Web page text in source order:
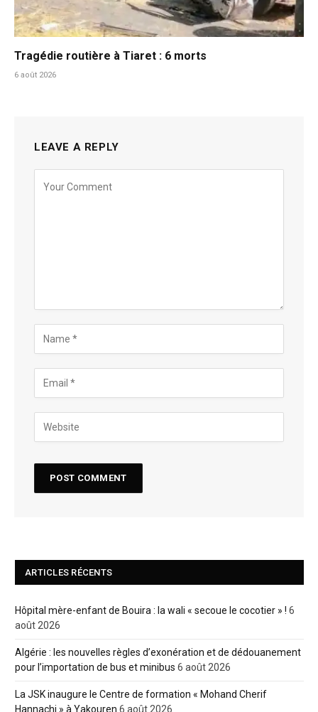
Tragédie routière à Tiaret : 6 morts
6 août 2026
LEAVE A REPLY
ARTICLES RÉCENTS
Hôpital mère-enfant de Bouira : la wali « secoue le cocotier » ! 6
août 2026
Algérie : les nouvelles règles d’exonération et de dédouanement
pour l’importation de bus et minibus 6 août 2026
La JSK inaugure le Centre de formation « Mohand Cherif
Hannachi » à Yakouren 6 août 2026